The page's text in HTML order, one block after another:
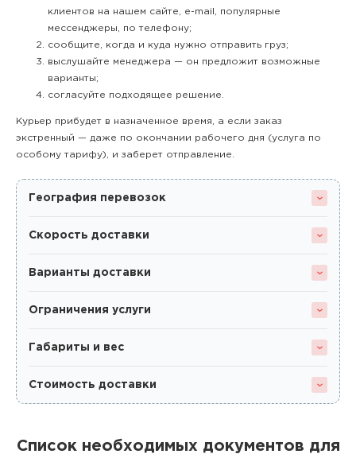
клиентов на нашем сайте, e-mail, популярные
мессенджеры, по телефону;
сообщите, когда и куда нужно отправить груз;
выслушайте менеджера — он предложит возможные
варианты;
согласуйте подходящее решение.
Курьер прибудет в назначенное время, а если заказ
экстренный — даже по окончании рабочего дня (услуга по
особому тарифу), и заберет отправление.
География перевозок
Скорость доставки
Варианты доставки
Ограничения услуги
Габариты и вес
Стоимость доставки
Список необходимых документов для